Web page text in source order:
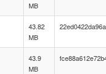
MB
43.82
MB
43.9
MB